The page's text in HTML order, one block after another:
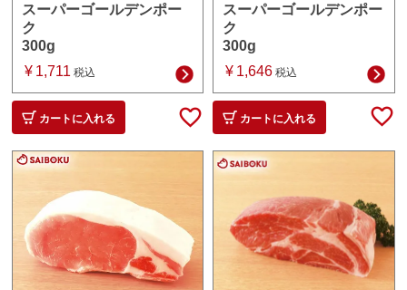
スーパーゴールデンポー
ク
300g
¥ 1,711 税込
カートに入れる
スーパーゴールデンポー
ク
300g
¥ 1,646 税込
カートに入れる